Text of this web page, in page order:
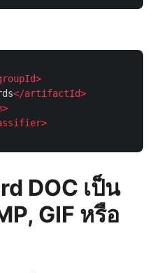
>
</artifactId>
>
>
DOC เป็น
GIF หรือ